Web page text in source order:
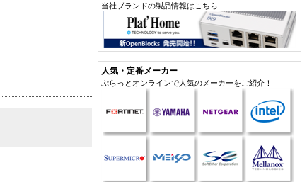
当社ブランドの製品情報はこちら
人気・定番メーカー
ぷらっとオンラインで人気のメーカーをご紹介！